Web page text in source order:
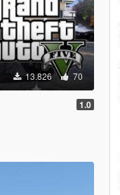
13.826 70
1.0